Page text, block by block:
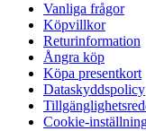
Vanliga frågor
Köpvillkor
Returinformation
Ångra köp
Köpa presentkort
Dataskyddspolicy
Cookie-